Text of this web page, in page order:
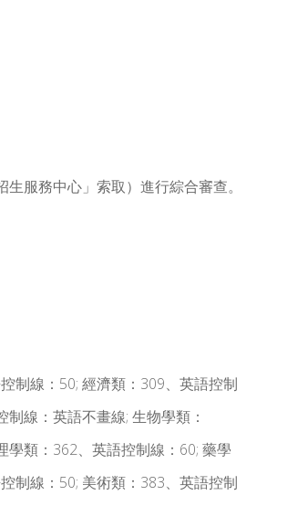
服務中心」索取）進行綜合審查。
制線：50; 經濟類：309、英語控制
線：英語不畫線; 生物學類：
類：362、英語控制線：60; 藥學
制線：50; 美術類：383、英語控制